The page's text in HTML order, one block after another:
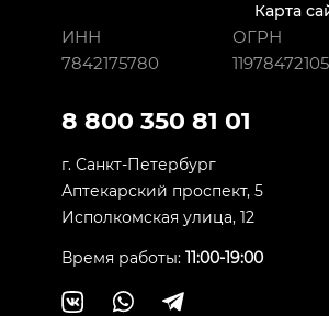
Карта
ИНН
7842175780
ОГРН
8 800 350 81 01
г. Санкт-Петербург
Аптекарский проспект, 5
Исполкомская улица, 12
Время работы: 11:00-19:00